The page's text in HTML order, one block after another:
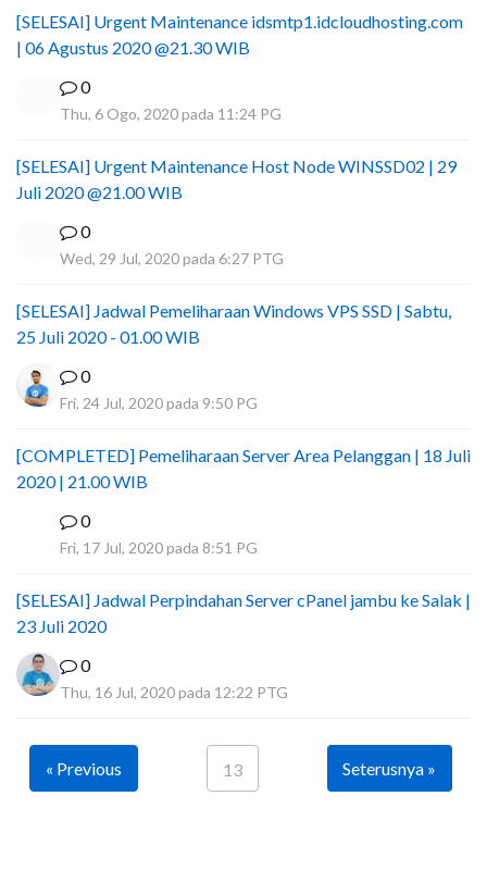
[SELESAI] Urgent Maintenance idsmtp1.idcloudhosting.com
| 06 Agustus 2020 @21.30 WIB
0
Thu, 6 Ogo, 2020 pada 11:24 PG
[SELESAI] Urgent Maintenance Host Node WINSSD02 | 29
Juli 2020 @21.00 WIB
0
Wed, 29 Jul, 2020 pada 6:27 PTG
[SELESAI] Jadwal Pemeliharaan Windows VPS SSD | Sabtu,
25 Juli 2020 - 01.00 WIB
0
Fri, 24 Jul, 2020 pada 9:50 PG
[COMPLETED] Pemeliharaan Server Area Pelanggan | 18 Juli
2020 | 21.00 WIB
0
Fri, 17 Jul, 2020 pada 8:51 PG
[SELESAI] Jadwal Perpindahan Server cPanel jambu ke Salak |
23 Juli 2020
0
Thu, 16 Jul, 2020 pada 12:22 PTG
« Previous 13 Seterusnya »